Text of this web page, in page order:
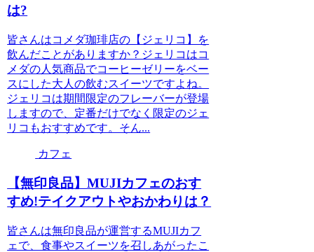
は?
皆さんはコメダ珈琲店の【ジェリコ】を
飲んだことがありますか？ジェリコはコ
メダの人気商品でコーヒーゼリーをベー
スにした大人の飲むスイーツですよね。
ジェリコは期間限定のフレーバーが登場
しますので、定番だけでなく限定のジェ
リコもおすすめです。そん...
カフェ
【無印良品】MUJIカフェのおす
すめ!テイクアウトやおかわりは？
皆さんは無印良品が運営するMUJIカフ
ェで、食事やスイーツを召しあがったこ